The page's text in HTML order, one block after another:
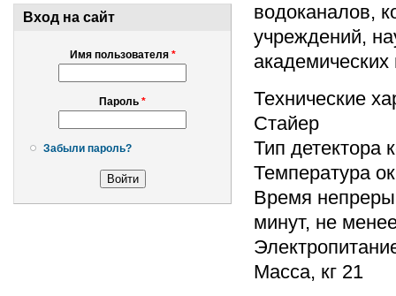
Вход на сайт
Имя пользователя *
Пароль *
Забыли пароль?
водоканалов,
учреждений,
академических
Технические
Стайер
Тип детектора
Температура
Время
минут, не
Масса, кг 21